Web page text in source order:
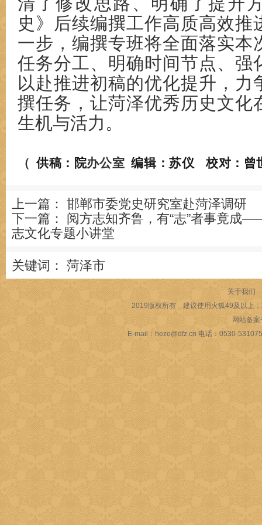
史》后续编撰工作高质高效推
一步，编撰专班将全面落实本
任务分工、明确时间节点、强
以赴推进初稿的优化提升，力
撰任务，让菏泽优秀历史文化
生机与活力。
（ 供稿：院办公室 编辑：苏仪 校对：
上一篇： 邯郸市委党史研究室赴菏泽调研
下一篇：
阅方志知齐鲁，有“志”者事竟成
志文化专题小讲堂
关键词： 菏泽市
关于我们
2019版权所有 建议使用火狐49及以上
网站备案
E-mail：heze@dfz.cn 电话：0530-